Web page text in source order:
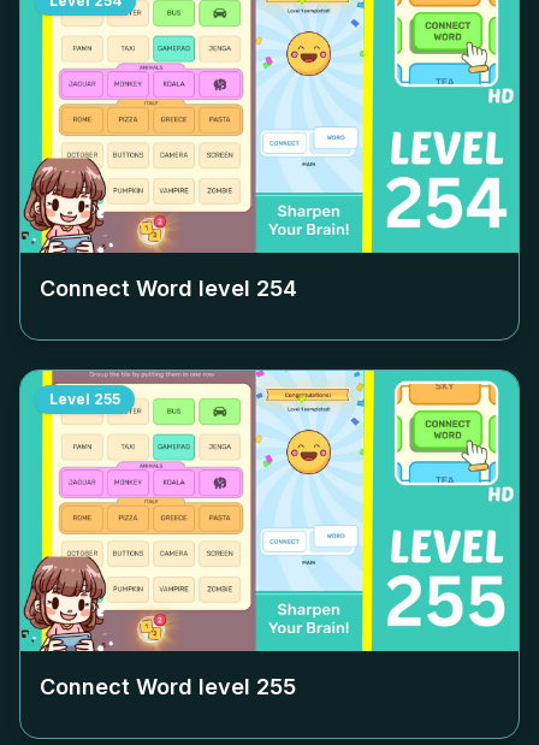
Connect Word level 254
Level 255
Connect Word level 255